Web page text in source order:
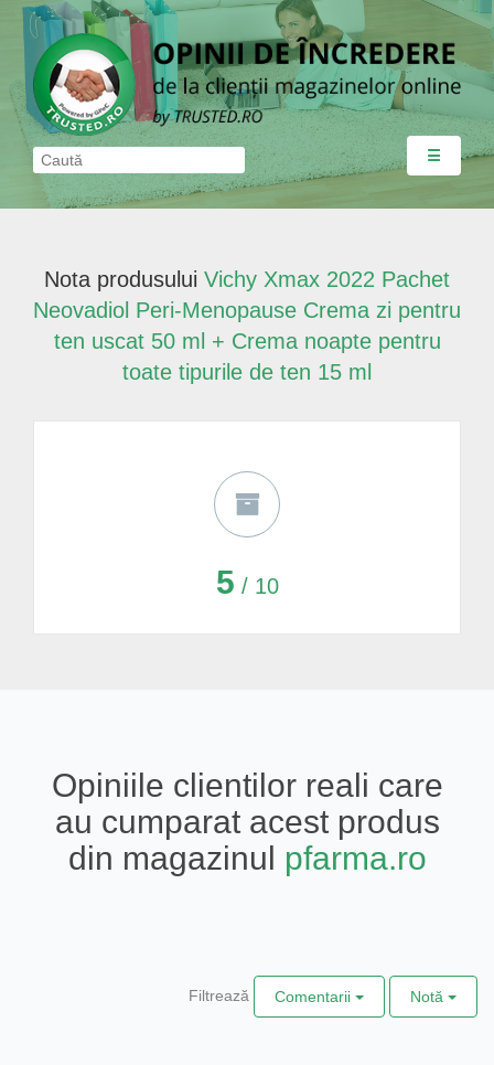
☰
Nota produsului Vichy Xmax 2022 Pachet
Neovadiol Peri-Menopause Crema zi pentru
ten uscat 50 ml + Crema noapte pentru
toate tipurile de ten 15 ml
5 / 10
Opiniile clientilor reali care
au cumparat acest produs
din magazinul pfarma.ro
Filtrează Comentarii Notă